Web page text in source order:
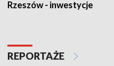
Rzeszów - inwestycje
REPORTAŻE